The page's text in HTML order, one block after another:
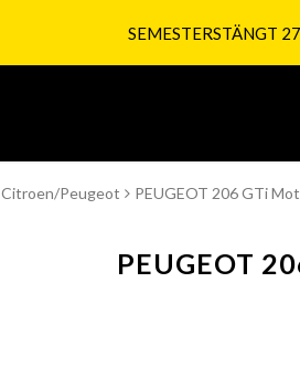
SEMESTERSTÄNGT
Citroen/Peugeot PEUGEOT 206 GTi
PEUGEOT